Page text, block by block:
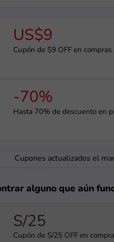
US$9
Cupón de $9 OFF en
-70%
Hasta 70% de descuento en
Cupones actualizados el
alguno que aún
S/25
Cupón de S/25 OFF en